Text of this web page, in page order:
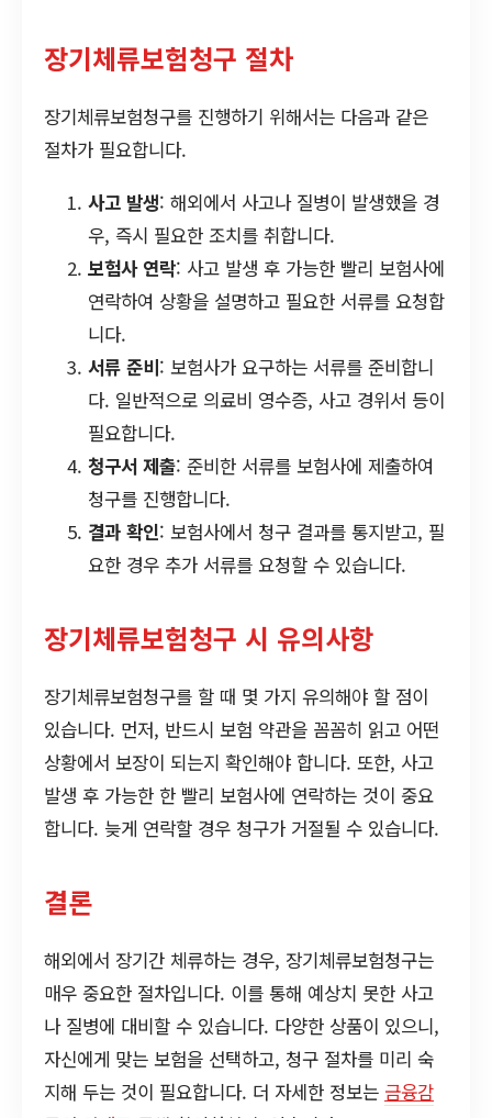
장기체류보험청구 절차
장기체류보험청구를 진행하기 위해서는 다음과 같은
절차가 필요합니다.
사고 발생: 해외에서 사고나 질병이 발생했을 경
우, 즉시 필요한 조치를 취합니다.
보험사 연락: 사고 발생 후 가능한 빨리 보험사에
연락하여 상황을 설명하고 필요한 서류를 요청합
니다.
서류 준비: 보험사가 요구하는 서류를 준비합니
다. 일반적으로 의료비 영수증, 사고 경위서 등이
필요합니다.
청구서 제출: 준비한 서류를 보험사에 제출하여
청구를 진행합니다.
결과 확인: 보험사에서 청구 결과를 통지받고, 필
요한 경우 추가 서류를 요청할 수 있습니다.
장기체류보험청구 시 유의사항
장기체류보험청구를 할 때 몇 가지 유의해야 할 점이
있습니다. 먼저, 반드시 보험 약관을 꼼꼼히 읽고 어떤
상황에서 보장이 되는지 확인해야 합니다. 또한, 사고
발생 후 가능한 한 빨리 보험사에 연락하는 것이 중요
합니다. 늦게 연락할 경우 청구가 거절될 수 있습니다.
결론
해외에서 장기간 체류하는 경우, 장기체류보험청구는
매우 중요한 절차입니다. 이를 통해 예상치 못한 사고
나 질병에 대비할 수 있습니다. 다양한 상품이 있으니,
자신에게 맞는 보험을 선택하고, 청구 절차를 미리 숙
지해 두는 것이 필요합니다. 더 자세한 정보는 금융감